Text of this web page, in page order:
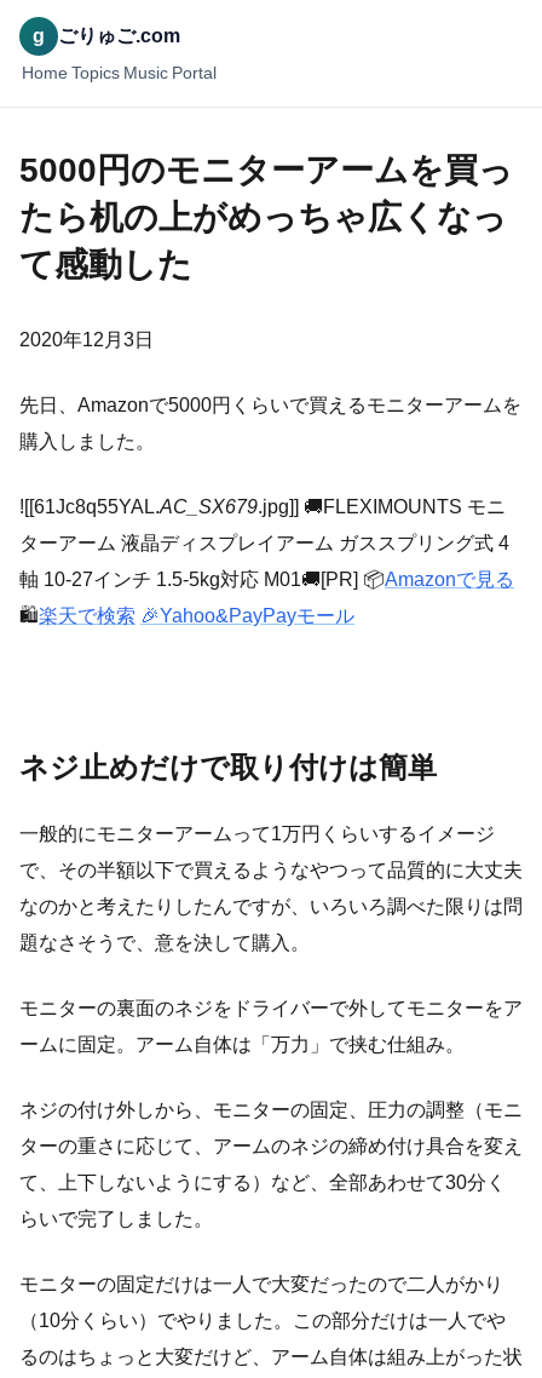
g ごりゅご.com
Home Topics Music Portal
5000円のモニターアームを買っ
たら机の上がめっちゃ広くなっ
て感動した
2020年12月3日
先日、Amazonで5000円くらいで買えるモニターアームを
購入しました。
![[61Jc8q55YAL.AC_SX679.jpg]] 🚚FLEXIMOUNTS モニ
ターアーム 液晶ディスプレイアーム ガススプリング式 4
軸 10-27インチ 1.5-5kg対応 M01🚚[PR] 📦Amazonで見る
🛍️楽天で検索 🎉Yahoo&PayPayモール
ネジ止めだけで取り付けは簡単
一般的にモニターアームって1万円くらいするイメージ
で、その半額以下で買えるようなやつって品質的に大丈夫
なのかと考えたりしたんですが、いろいろ調べた限りは問
題なさそうで、意を決して購入。
モニターの裏面のネジをドライバーで外してモニターをア
ームに固定。アーム自体は「万力」で挟む仕組み。
ネジの付け外しから、モニターの固定、圧力の調整（モニ
ターの重さに応じて、アームのネジの締め付け具合を変え
て、上下しないようにする）など、全部あわせて30分く
らいで完了しました。
モニターの固定だけは一人で大変だったので二人がかり
（10分くらい）でやりました。この部分だけは一人でや
るのはちょっと大変だけど、アーム自体は組み上がった状